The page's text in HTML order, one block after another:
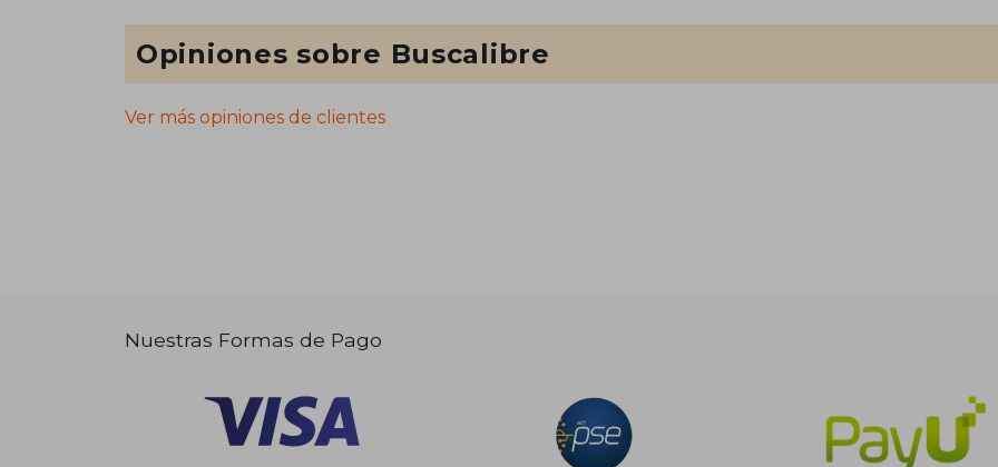
Opiniones sobre Buscalibre
Ver más opiniones de clientes
Nuestras Formas de Pago